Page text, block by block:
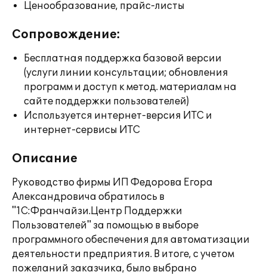
Ценообразование, прайс-листы
Сопровождение:
Бесплатная поддержка базовой версии
(услуги линии консультации; обновления
программ и доступ к метод. материалам на
сайте поддержки пользователей)
Используется интернет-версия ИТС и
интернет-сервисы ИТС
Описание
Руководство фирмы ИП Федорова Егора
Александровича обратилось в
"1С:Франчайзи.Центр Поддержки
Пользователей" за помощью в выборе
программного обеспечения для автоматизации
деятельности предприятия. В итоге, с учетом
пожеланий заказчика, было выбрано